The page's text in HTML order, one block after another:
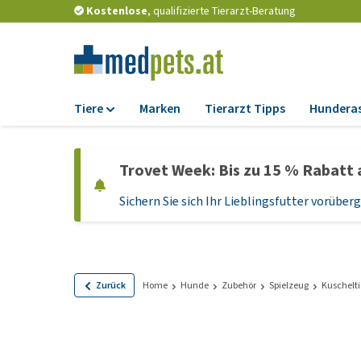
Kostenlose, qualifizierte Tierarzt-Beratung
Tiere
Trockenfutter
Nassfutter
Leckerlis
Marken Tierarzt Tipps
Trovet Week: Bis zu 15 %
Sichern Sie sich Ihr Lieblingsfutter
Zurück Home Hunde Zubehör Spielzeug